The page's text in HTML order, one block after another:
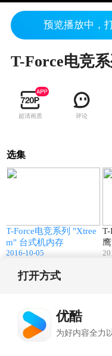
预览播放中，
超清画质 评论
选集
T-Force电竞系列 "Xtree
m" 台式机内存
2016-10-05
打开方式
优酷
为好内容全力